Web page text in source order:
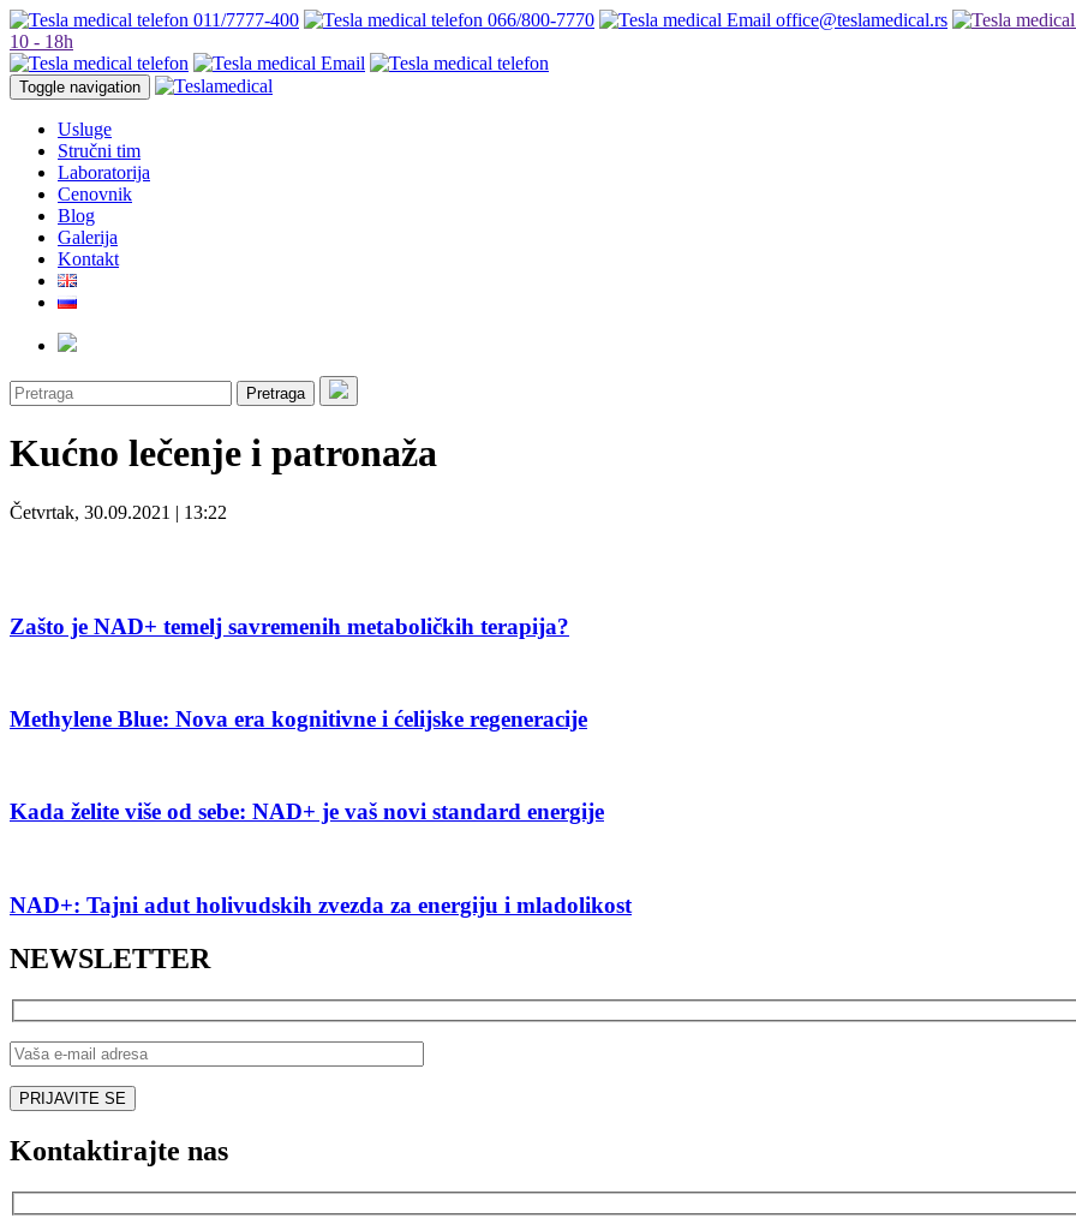
011/7777-400 066/800-7770 office@teslamedical.rs
10 - 18h
Toggle navigation
Usluge
Stručni tim
Laboratorija
Cenovnik
Blog
Galerija
Kontakt
Pretraga
Kućno lečenje i patronaža
Četvrtak, 30.09.2021 | 13:22
Zašto je NAD+ temelj savremenih metaboličkih terapija?
Methylene Blue: Nova era kognitivne i ćelijske regeneracije
Kada želite više od sebe: NAD+ je vaš novi standard energije
NAD+: Tajni adut holivudskih zvezda za energiju i mladolikost
NEWSLETTER
Kontaktirajte nas